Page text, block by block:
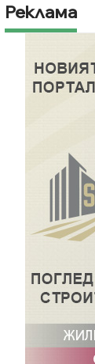
Реклама